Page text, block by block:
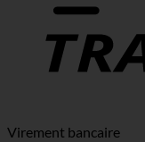
Virement bancaire